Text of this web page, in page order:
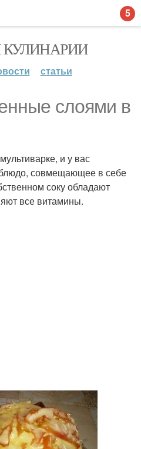
статьи
слоями в
и у вас
блюдо, совмещающее в себе
соку обладают
все витамины.
5